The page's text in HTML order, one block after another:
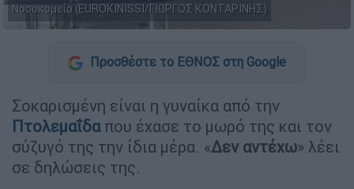
Νοσοκομείο (EUROKINISSI/ΓΙΩΡΓΟΣ ΚΟΝΤΑΡΙΝΗΣ)
Προσθέστε το ΕΘΝΟΣ στη Google
Σοκαρισμένη είναι η γυναίκα από την
Πτολεμαΐδα που έχασε το μωρό της και τον
σύζυγό της την ίδια μέρα. «Δεν αντέχω» λέει
σε δηλώσεις της.